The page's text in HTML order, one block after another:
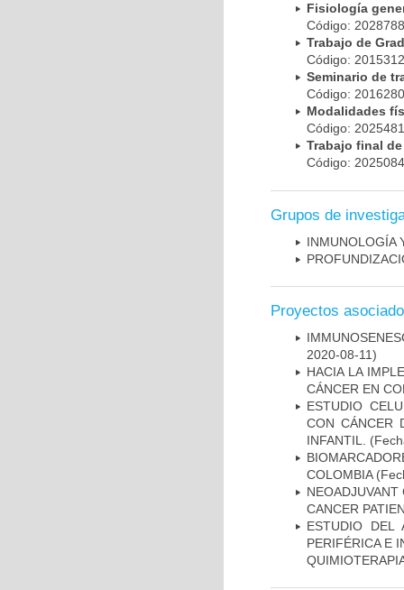
Fisiología
Código:
Trabajo de
Código:
Seminario de
Código:
Modalidades
Código:
Trabajo final de
Código:
Grupos de
INMUNOLOGÍA
Proyectos
2020-08-11)
HACIA LA
CÁNCER EN
ESTUDIO
CON CÁNCER
INFANTIL.
COLOMBIA
CANCER
ESTUDIO DEL
PERIFÉRICA E